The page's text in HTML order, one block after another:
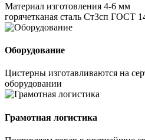
Материал изготовления 4-6 мм
горячетканая сталь Ст3сп ГОСТ
Оборудование
Цистерны изготавливаются на
оборудовании
Грамотная логистика